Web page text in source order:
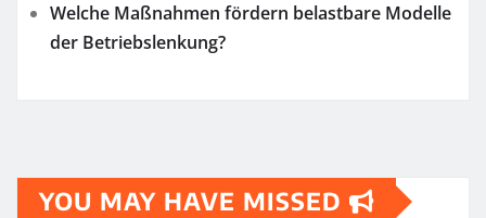
Welche Maßnahmen fördern belastbare Modelle
der Betriebslenkung?
YOU MAY HAVE MISSED